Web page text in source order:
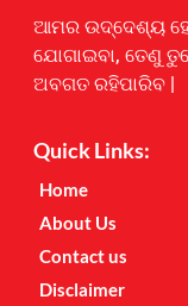
ଆମର ଉଦ୍ଦେଶ୍ୟ
ଯୋଗାଇବା, ତେଣୁ
ଅବଗତ ରହିପାରିବ |
Quick Links:
Home
About Us
Contact us
Disclaimer